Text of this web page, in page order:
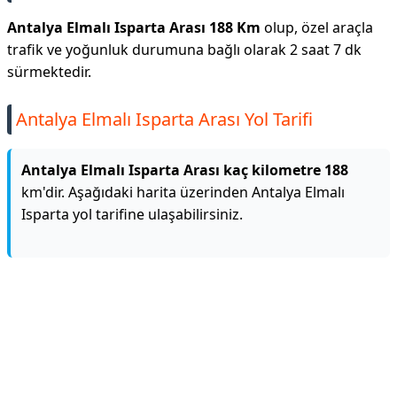
Antalya Elmalı Isparta Arası 188 Km olup, özel araçla
trafik ve yoğunluk durumuna bağlı olarak 2 saat 7 dk
sürmektedir.
Antalya Elmalı Isparta Arası Yol Tarifi
Antalya Elmalı Isparta Arası kaç kilometre 188
km'dir. Aşağıdaki harita üzerinden Antalya Elmalı
Isparta yol tarifine ulaşabilirsiniz.